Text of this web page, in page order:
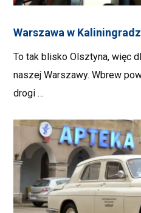
Warszawa w
To tak blisko Olsztyna, więc
naszej Warszawy. Wbrew
drogi …